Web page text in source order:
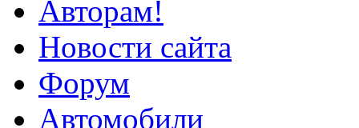
Авторам!
Новости сайта
Форум
Автомобили